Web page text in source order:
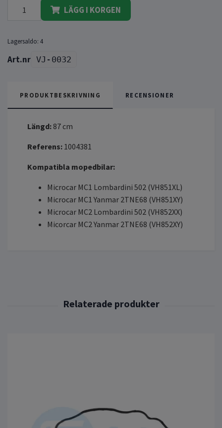
LÄGG I KORGEN
Lagersaldo: 4
VJ-0032
PRODUKTBESKRIVNING RECENSIONER
Längd: 87 cm
Referens: 1004381
Kompatibla mopedbilar:
Microcar MC1 Lombardini 502 (VH851XL)
Microcar MC1 Yanmar 2TNE68 (VH851XY)
Microcar MC2 Lombardini 502 (VH852XX)
Micorcar MC2 Yanmar 2TNE68 (VH852XY)